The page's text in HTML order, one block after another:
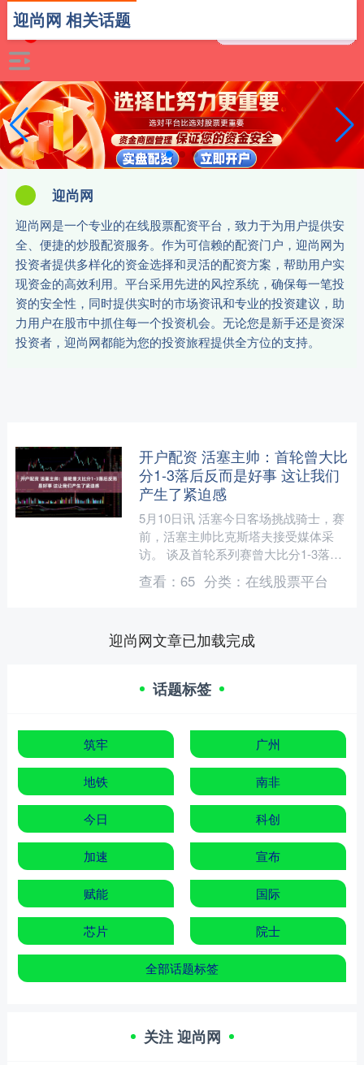
迎尚网
迎尚网是一个专业的在线股票配资平台，致力于为用户提供安
全、便捷的炒股配资服务。作为可信赖的配资门户，迎尚网为
投资者提供多样化的资金选择和灵活的配资方案，帮助用户实
现资金的高效利用。平台采用先进的风控系统，确保每一笔投
资的安全性，同时提供实时的市场资讯和专业的投资建议，助
力用户在股市中抓住每一个投资机会。无论您是新手还是资深
投资者，迎尚网都能为您的投资旅程提供全方位的支持。
迎尚网 相关话题
开户配资 活塞主帅：首轮曾大比
分1-3落后反而是好事 这让我们
产生了紧迫感
5月10日讯 活塞今日客场挑战骑士，赛
前，活塞主帅比克斯塔夫接受媒体采
访。 谈及首轮系列赛曾大比分1-3落后
魔术，比克斯塔夫说道：“大比分1‑3落
后开户配资，反....
查看： 65 分类： 在线股票平台
迎尚网文章已加载完成
话题标签
筑牢 广州
地铁 南非
今日 科创
加速 宣布
赋能 国际
芯片 院士
全部话题标签
关注 迎尚网